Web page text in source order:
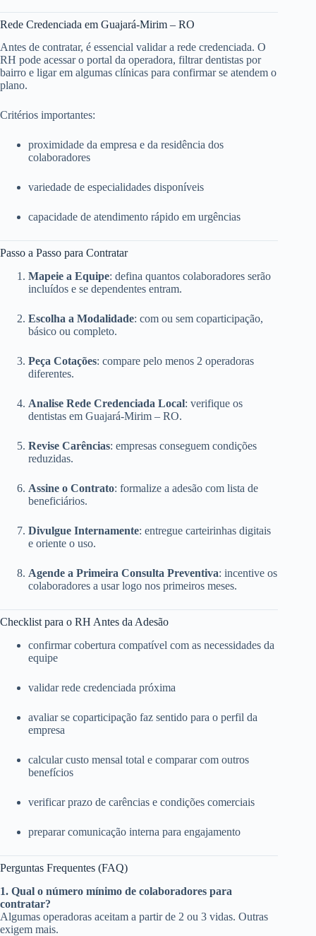
Rede Credenciada em Guajará-Mirim – RO
Antes de contratar, é essencial validar a rede credenciada. O
RH pode acessar o portal da operadora, filtrar dentistas por
bairro e ligar em algumas clínicas para confirmar se atendem o
plano.
Critérios importantes:
proximidade da empresa e da residência dos
colaboradores
variedade de especialidades disponíveis
capacidade de atendimento rápido em urgências
Passo a Passo para Contratar
Mapeie a Equipe: defina quantos colaboradores serão
incluídos e se dependentes entram.
Escolha a Modalidade: com ou sem coparticipação,
básico ou completo.
Peça Cotações: compare pelo menos 2 operadoras
diferentes.
Analise Rede Credenciada Local: verifique os
dentistas em Guajará-Mirim – RO.
Revise Carências: empresas conseguem condições
reduzidas.
Assine o Contrato: formalize a adesão com lista de
beneficiários.
Divulgue Internamente: entregue carteirinhas digitais
e oriente o uso.
Agende a Primeira Consulta Preventiva: incentive os
colaboradores a usar logo nos primeiros meses.
Checklist para o RH Antes da Adesão
confirmar cobertura compatível com as necessidades da
equipe
validar rede credenciada próxima
avaliar se coparticipação faz sentido para o perfil da
empresa
calcular custo mensal total e comparar com outros
benefícios
verificar prazo de carências e condições comerciais
preparar comunicação interna para engajamento
Perguntas Frequentes (FAQ)
1. Qual o número mínimo de colaboradores para
contratar?
Algumas operadoras aceitam a partir de 2 ou 3 vidas. Outras
exigem mais.